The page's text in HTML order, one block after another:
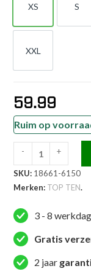
XS
XS
S
S
XXL
XXL
59.99
Ruim op
TEN
Kickboksbroekje
Power
Ink
Blauw
- +
SKU: 18661-6150
Merken: TOP TEN.
3 - 8
Gratis
2 jaar